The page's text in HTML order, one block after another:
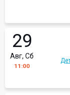
29
Авг, Сб
11:00